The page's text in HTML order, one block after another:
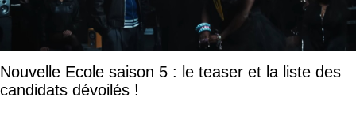
Nouvelle Ecole saison 5 : le teaser et la liste des
candidats dévoilés !